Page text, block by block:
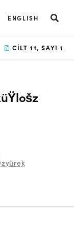
ENGLISH
CILT 11, SAYI 1